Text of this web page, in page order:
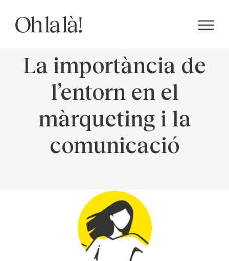
content
La importància de
l’entorn en el
màrqueting i la
comunicació